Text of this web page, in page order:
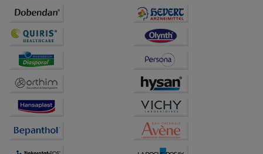
unserer Website sammeln, mit deren Hilfe wir unsere
Website weiter für Sie optimieren können, den Inhalt
auf unserer Website aber auch die Werbung auf
Drittseiten möglichst relevant für Sie zu gestalten.
Bitte beachten Sie, dass Daten hierfür teilweise an
Dritte wie z.B. Google oder soziale Medien
übertragen werden.